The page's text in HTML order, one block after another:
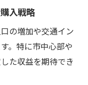
入戦略
の増加や交通イン
。特に市中心部や
た収益を期待でき